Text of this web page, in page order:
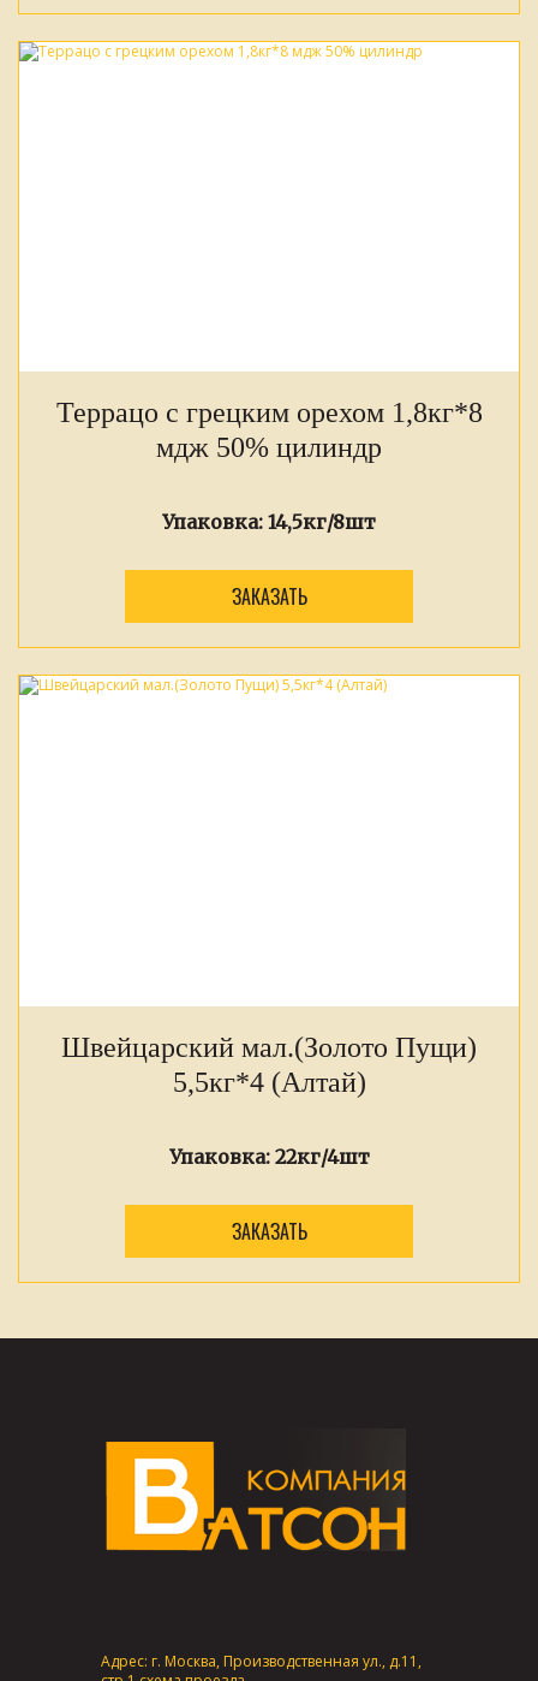
Террацо с грецким орехом 1,8кг*8
мдж 50% цилиндр
Упаковка: 14,5кг/8шт
ЗАКАЗАТЬ
Швейцарский мал.(Золото Пущи)
5,5кг*4 (Алтай)
Упаковка: 22кг/4шт
ЗАКАЗАТЬ
Адрес: г. Москва, Производственная ул., д.11,